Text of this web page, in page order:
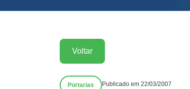
Voltar
Portarias Publicado em 22/03/2007